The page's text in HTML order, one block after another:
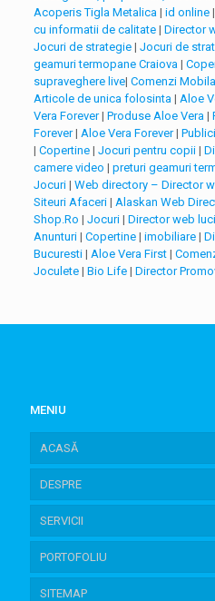
Acoperis Tigla Metalica| id online|
cu informatii de calitate| Director
Jocuri de strategie| Jocuri de
geamuri termopane Craiova|
supraveghere live| Comenzi
Articole de unica folosinta| Aloe
Vera Forever| Produse Aloe Vera|
Forever| Aloe Vera Forever|
| Copertine| Jocuri pentru copii|
camere video | preturi geamuri
Jocuri| Web directory – Director
Siteuri Afaceri| Alaskan Web
Shop.Ro | Jocuri| Director web
Anunturi| Copertine| imobiliare|
Bucuresti| Aloe Vera First|
Joculete| Bio Life| Director
MENIU
ACASĂ
DESPRE
SERVICII
PORTOFOLIU
SITEMAP